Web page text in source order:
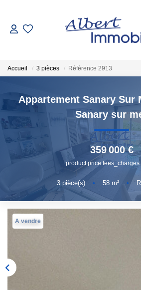
ESTIMATION
GESTION
AGENCES
Qui Sommes-Nous
Nous Rejoindre
Accueil 3 pièces Référence 2913
Appartement Sanary Sur
Sanary sur
359 000 €
3 pièce(s) • 58 m² •
A vendre